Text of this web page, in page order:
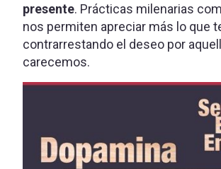
presente. Prácticas milenarias
nos permiten apreciar más lo que
contrarrestando el deseo por
carecemos.